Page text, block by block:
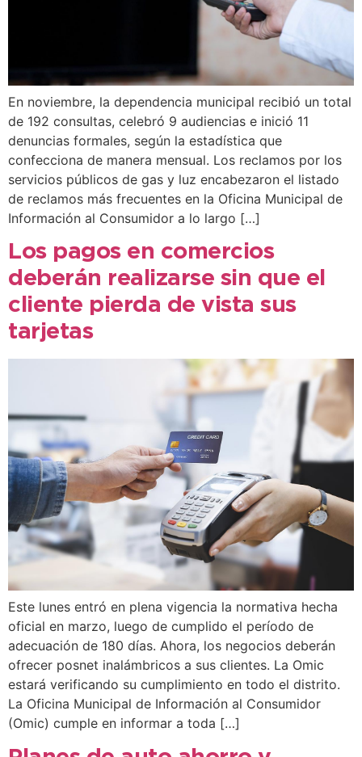
En noviembre, la dependencia municipal recibió un total
de 192 consultas, celebró 9 audiencias e inició 11
denuncias formales, según la estadística que
confecciona de manera mensual. Los reclamos por los
servicios públicos de gas y luz encabezaron el listado
de reclamos más frecuentes en la Oficina Municipal de
Información al Consumidor a lo largo […]
Los pagos en comercios
deberán realizarse sin que el
cliente pierda de vista sus
tarjetas
Este lunes entró en plena vigencia la normativa hecha
oficial en marzo, luego de cumplido el período de
adecuación de 180 días. Ahora, los negocios deberán
ofrecer posnet inalámbricos a sus clientes. La Omic
estará verificando su cumplimiento en todo el distrito.
La Oficina Municipal de Información al Consumidor
(Omic) cumple en informar a toda […]